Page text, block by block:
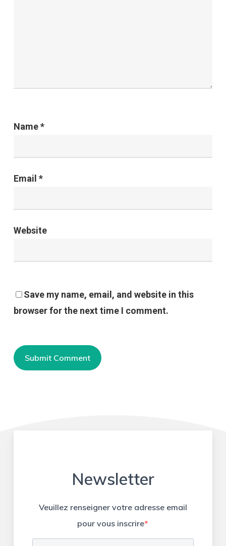
Name*
Email *
Website
Save my name, email, and website in this
browser for the next time I comment.
Newsletter
Veuillez renseigner votre adresse email
pour vous inscrire